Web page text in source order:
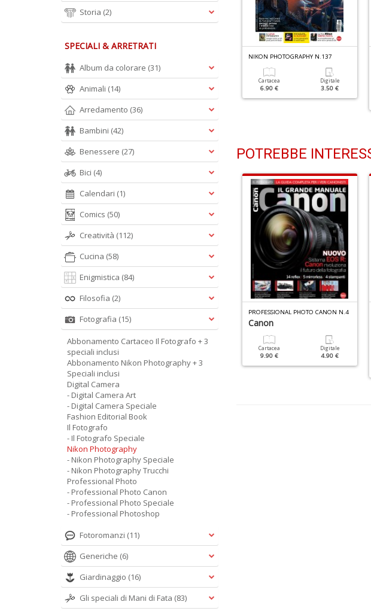
Della Wanderlust
Digitale
2.90 €
Shooting Di Primavera
5.90 €
Digitale
2.90 €
NIKON PHOTOGRAPHY N.137
Cartacea
6.90 €
Digitale
3.50 €
POTREBBE
P
ROFESSIONAL PHOTO SPECIALE N.12
Manuale 2018
4.90 €
PROFESSIONAL PHOTO SPECIALE N.8
Photoshop Elements
PROFESSIONAL PHOTO CANON N.4
Canon
Cartacea
9.90 €
Digitale
4.90 €
Storia (2)
SPECIALI & ARRETRATI
Album da colorare (31)
Animali (14)
Arredamento (36)
Bambini (42)
Benessere (27)
Bici (4)
Calendari (1)
Comics (50)
Creatività (112)
Cucina (58)
Enigmistica (84)
Filosofia (2)
Fotografia (15)
Abbonamento Cartaceo Il Fotografo + 3
speciali inclusi
Abbonamento Nikon Photography + 3
Speciali inclusi
Digital Camera
- Digital Camera Art
- Digital Camera Speciale
Fashion Editorial Book
Il Fotografo
- Il Fotografo Speciale
Nikon Photography
- Nikon Photography Speciale
- Nikon Photography Trucchi
Professional Photo
- Professional Photo Canon
- Professional Photo Speciale
- Professional Photoshop
Fotoromanzi (11)
Generiche (6)
Giardinaggio (16)
Gli speciali di Mani di Fata (83)